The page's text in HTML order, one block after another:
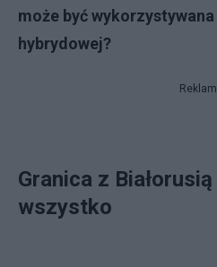
może być
hybrydowej?
Granica z Białorusią
wszystko